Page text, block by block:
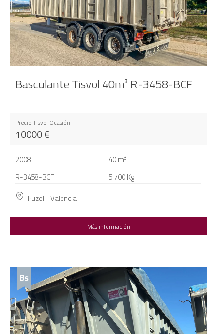
Basculante Tisvol 40m³ R-3458-BCF
Precio Tisvol Ocasión
10000€
2008 40m3
R-3458-BCF
5.700 Kg
Puzol - Valencia
Más información